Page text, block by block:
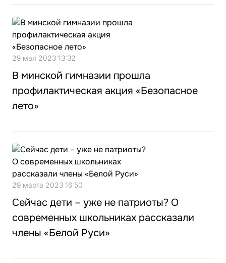
29 мая 2023 13:32
В минской гимназии прошла
профилактическая акция «Безопасное
лето»
29 марта 2023 16:50
Сейчас дети – уже не патриоты? О
современных школьниках рассказали
члены «Белой Руси»